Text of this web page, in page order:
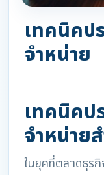
เทคนิคป
จำหน่าย
เทคนิคป
จำหน่าย
ในยุคที่ตลาดธุร